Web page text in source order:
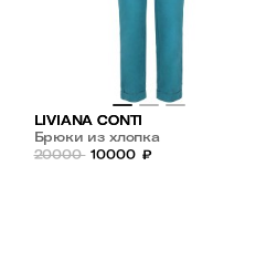
LIVIANA CONTI
Брюки из хлопка
20000 10000 ₽